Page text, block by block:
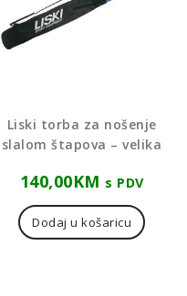
Liski torba za nošenje
slalom štapova – velika
140,00KM s PDV
Dodaj u košaricu